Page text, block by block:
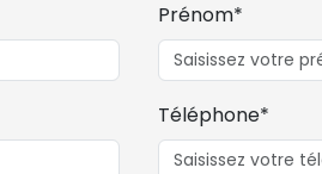
Prénom*
Téléphone*